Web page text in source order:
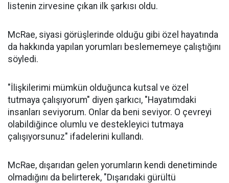
listenin zirvesine çıkan ilk şarkısı oldu.
McRae, siyasi görüşlerinde olduğu gibi özel hayatında
da hakkında yapılan yorumları beslememeye çalıştığını
söyledi.
"İlişkilerimi mümkün olduğunca kutsal ve özel
tutmaya çalışıyorum" diyen şarkıcı, "Hayatımdaki
insanları seviyorum. Onlar da beni seviyor. O çevreyi
olabildiğince olumlu ve destekleyici tutmaya
çalışıyorsunuz" ifadelerini kullandı.
McRae, dışarıdan gelen yorumların kendi denetiminde
olmadığını da belirterek, "Dışarıdaki gürültü